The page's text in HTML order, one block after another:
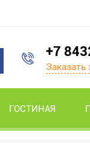
+7
Заказать
ГОСТИНАЯ